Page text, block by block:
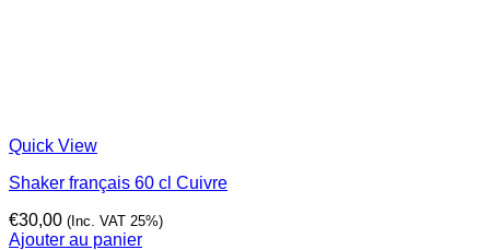
Quick View
Shaker français 60 cl Cuivre
€30,00 (Inc. VAT 25%)
Ajouter au panier